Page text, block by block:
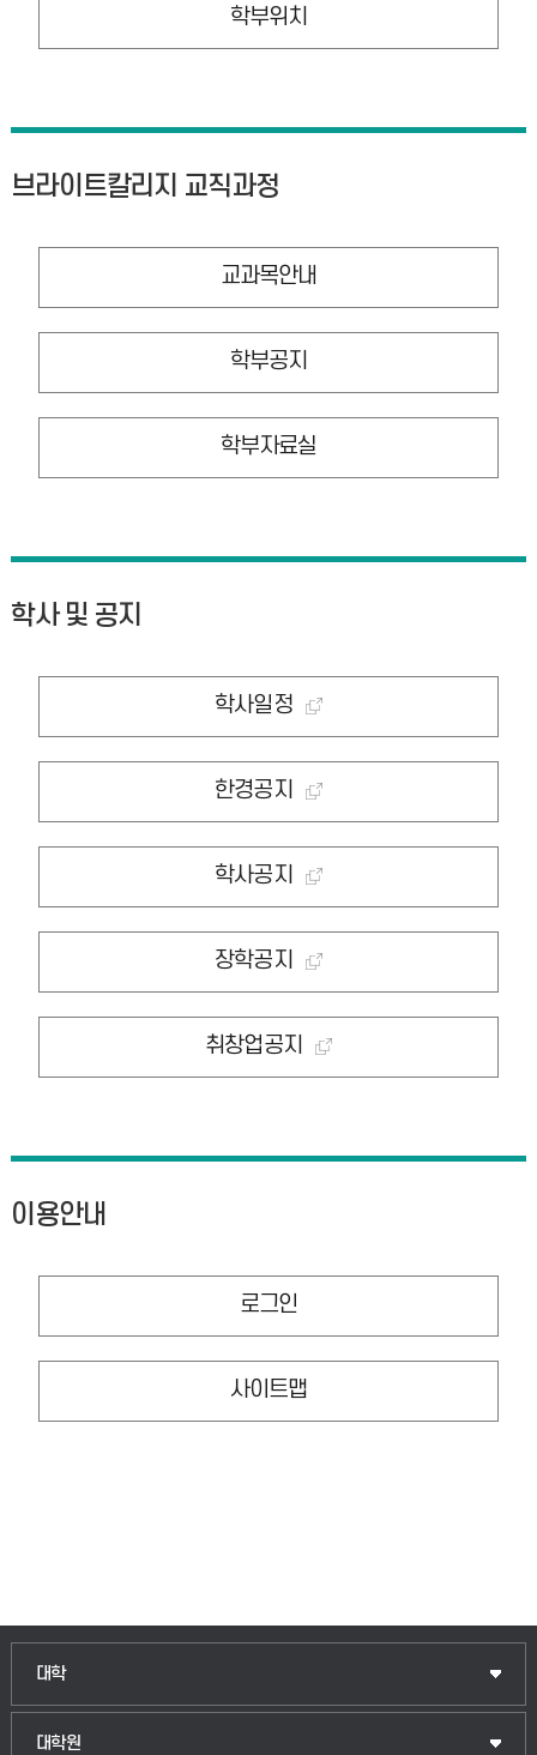
학부위치
브라이트칼리지 교직과정
교과목안내
학부공지
학부자료실
학사 및 공지
학사일정
한경공지
학사공지
장학공지
취창업공지
이용안내
로그인
사이트맵
대학
인문융합공공인재학부
법경영학부
대학원
일반대학원